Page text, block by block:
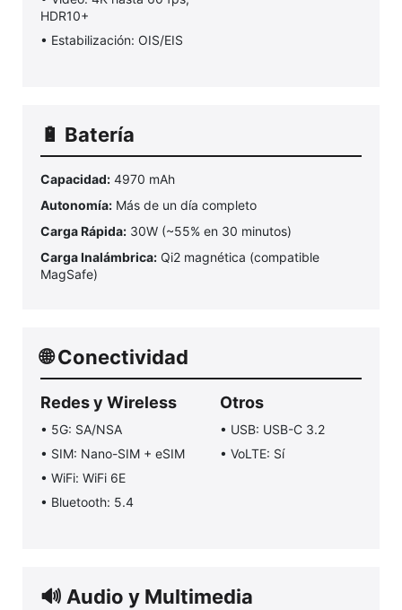
HDR10+
• Estabilización: OIS/EIS
🔋 Batería
Capacidad: 4970 mAh
Autonomía: Más de un día completo
Carga Rápida: 30W (~55% en 30 minutos)
Carga Inalámbrica: Qi2 magnética (compatible
MagSafe)
🌐 Conectividad
Redes y Wireless
• 5G: SA/NSA
• SIM: Nano-SIM + eSIM
• WiFi: WiFi 6E
• Bluetooth: 5.4
Otros
• USB: USB-C 3.2
• VoLTE: Sí
🔊 Audio y Multimedia